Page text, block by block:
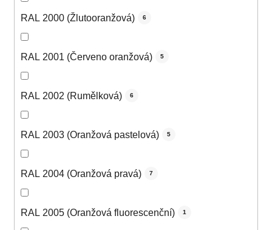
RAL 2000 (Žlutooranžová) 6
RAL 2001 (Červeno oranžová) 5
RAL 2002 (Rumělková) 6
RAL 2003 (Oranžová pastelová) 5
RAL 2004 (Oranžová pravá) 7
RAL 2005 (Oranžová fluorescenční) 1